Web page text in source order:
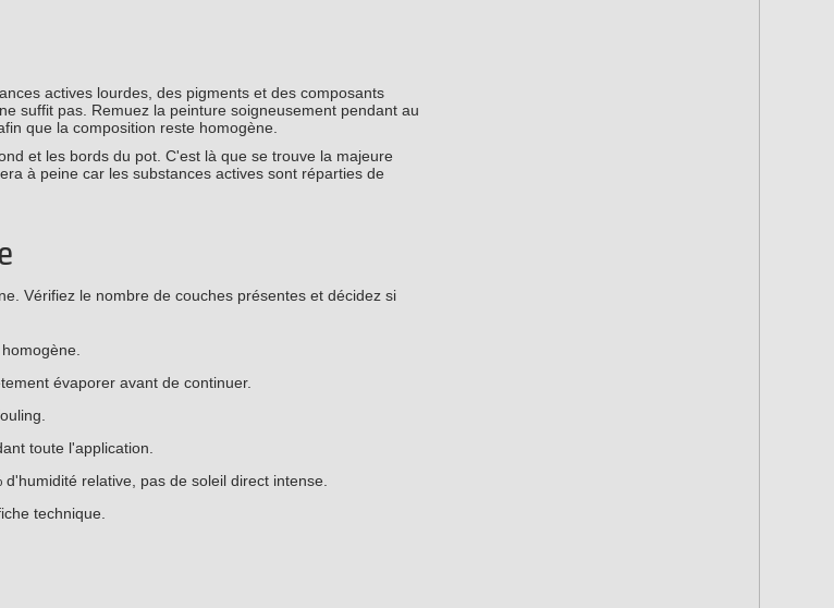
actives lourdes, des pigments et des composants
suffit pas. Remuez la peinture soigneusement pendant au
que la composition reste homogène.
et les bords du pot. C'est là que se trouve la majeure
à peine car les substances actives sont réparties de
Vérifiez le nombre de couches présentes et décidez si
évaporer avant de continuer.
toute l'application.
relative, pas de soleil direct intense.
technique.